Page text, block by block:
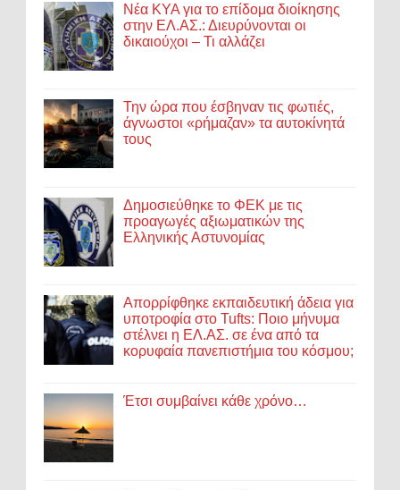
Νέα ΚΥΑ για το επίδομα διοίκησης
στην ΕΛ.ΑΣ.: Διευρύνονται οι
δικαιούχοι – Τι αλλάζει
Την ώρα που έσβηναν τις φωτιές,
άγνωστοι «ρήμαζαν» τα αυτοκίνητά
τους
Δημοσιεύθηκε το ΦΕΚ με τις
προαγωγές αξιωματικών της
Ελληνικής Αστυνομίας
Απορρίφθηκε εκπαιδευτική άδεια για
υποτροφία στο Tufts: Ποιο μήνυμα
στέλνει η ΕΛ.ΑΣ. σε ένα από τα
κορυφαία πανεπιστήμια του κόσμου;
Έτσι συμβαίνει κάθε χρόνο…